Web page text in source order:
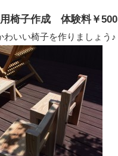
椅子作成 体験料￥500
わいい椅子を作りましょう♪